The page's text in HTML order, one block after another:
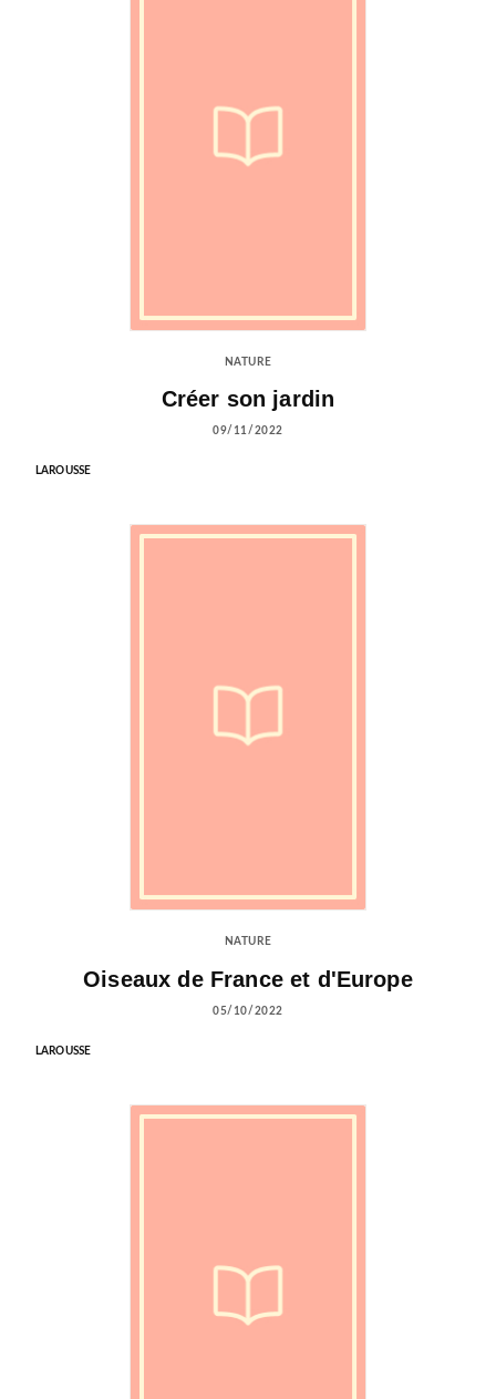
NATURE
Créer son jardin
09/11/2022
LAROUSSE
NATURE
Oiseaux de France et d'Europe
05/10/2022
LAROUSSE